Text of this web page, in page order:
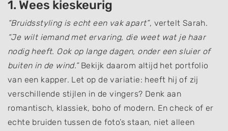
1. Wees kieskeurig
“Bruidsstyling is echt een vak apart”, vertelt Sarah.
“Je wilt iemand met ervaring, die weet wat je haar
nodig heeft. Ook op lange dagen, onder een sluier of
buiten in de wind.”Bekijk daarom altijd het portfolio
van een kapper. Let op de variatie: heeft hij of zij
verschillende stijlen in de vingers? Denk aan
romantisch, klassiek, boho of modern. En check of er
echte bruiden tussen de foto’s staan, niet alleen